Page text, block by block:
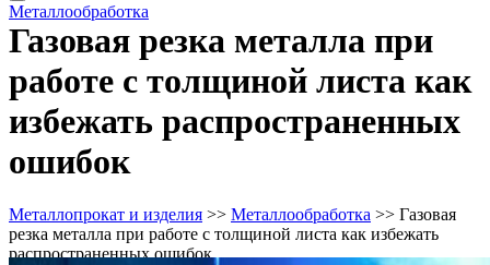
Металлообработка
Газовая резка металла при
работе с толщиной листа как
избежать распространенных
ошибок
Металлопрокат и изделия >> Металлообработка >> Газовая
резка металла при работе с толщиной листа как избежать
распространенных ошибок